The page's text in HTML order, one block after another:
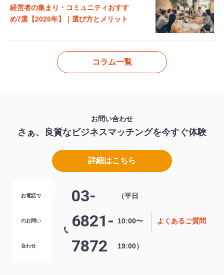
経営者の集まり・コミュニティおすす
め7選【2026年】｜選び方とメリット
コラム一覧
お問い合わせ
さぁ、良質なビジネスマッチングを今すぐ体験
詳細はこちら
お電話で
のお問い
合わせ
03-
6821-
7872
（平日
10:00〜
19:00）
よくあるご質問